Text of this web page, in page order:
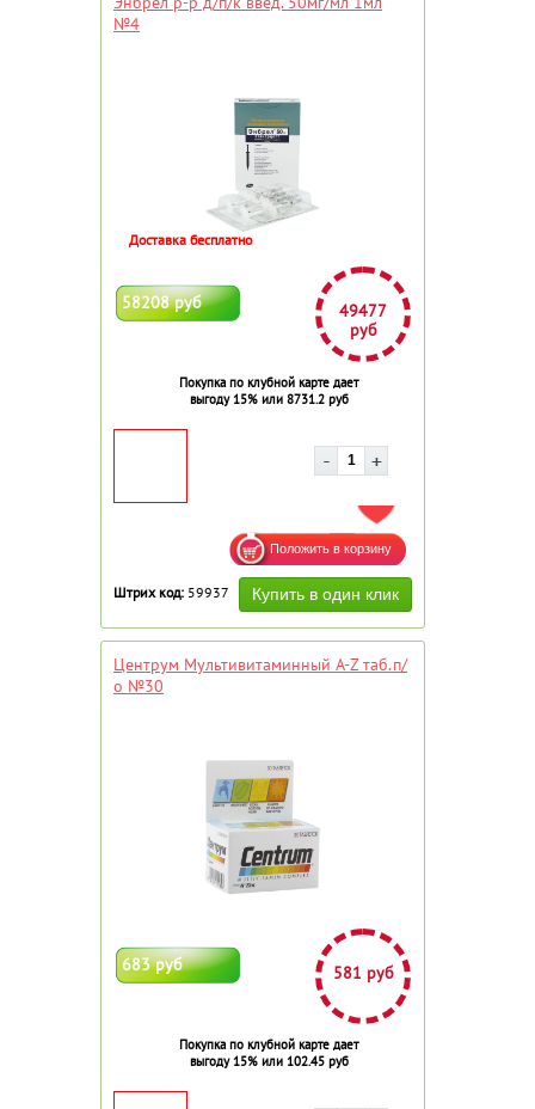
№4
58208 руб
49477
руб
Покупка по клубной карте дает
выгоду 15% или 8731.2 руб
Доставка бесплатно
ДОБАВИТЬ В ИЗБРАННОЕ
Штрих код: 59937
Центрум Мультивитаминный A-Z таб.п/
о №30
683 руб 581 руб
Покупка по клубной карте дает
выгоду 15% или 102.45 руб